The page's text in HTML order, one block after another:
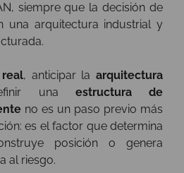
siempre que la decisión de
una arquitectura industrial y
, anticipar laarquitectura
una estructura de
no es un paso previo más
es el factor que determina
posición o genera
al riesgo.